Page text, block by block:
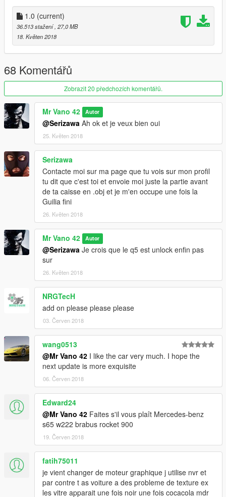
1.0 (current)
36.513 stažení , 27,0 MB
18. Květen 2018
68 Komentářů
Zobrazit 20 předchozích komentářů.
Mr Vano 42 Autor
@Serizawa Ah ok et je veux bien oui
25. Květen 2018
Serizawa
Contacte moi sur ma page que tu vois sur mon profil
tu dit que c'est toi et envoie moi juste la partie avant
de ta caisse en .obj et je m'en occupe une fois la
Guilia fini
26. Květen 2018
Mr Vano 42 Autor
@Serizawa Je crois que le q5 est unlock enfin pas
sur
26. Květen 2018
NRGTecH
add on please please please
03. Červen 2018
wang0513
@Mr Vano 42 I like the car very much. I hope the
next update is more exquisite
06. Červen 2018
Edward24
@Mr Vano 42 Faites s'il vous plaît Mercedes-benz
s65 w222 brabus rocket 900
19. Červen 2018
fatih75011
je vient changer de moteur graphique j utilise nvr et
par contre t as voiture a des probleme de texture ex
les vitre apparait une fois noir une fois cocacola mdr